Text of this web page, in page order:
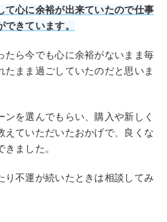
て心に余裕が出来ていたので仕事
きています。
たら今でも心に余裕がないまま毎
たまま過ごしていたのだと思いま
を選んでもらい、購入や新しく
えていただいたおかげで、良くな
ました。
り不運が続いたときは相談してみ